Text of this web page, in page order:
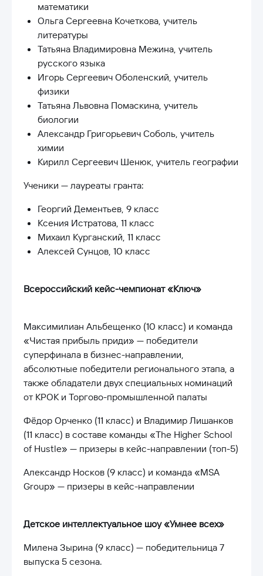
математики
Ольга Сергеевна Кочеткова, учитель
литературы
Татьяна Владимировна Межина, учитель
русского языка
Игорь Сергеевич Оболенский, учитель
физики
Татьяна Львовна Помаскина, учитель
биологии
Александр Григорьевич Соболь, учитель
химии
Кирилл Сергеевич Шенюк, учитель географии
Ученики — лауреаты гранта:
Георгий Дементьев, 9 класс
Ксения Истратова, 11 класс
Михаил Курганский, 11 класс
Алексей Сунцов, 10 класс
Всероссийский кейс-чемпионат «Ключ»
Максимилиан Альбещенко (10 класс) и команда
«Чистая прибыль приди» — победители
суперфинала в бизнес-направлении,
абсолютные победители регионального этапа, а
также обладатели двух специальных номинаций
от КРОК и Торгово-промышленной палаты
Фёдор Орченко (11 класс) и Владимир Лишанков
(11 класс) в составе команды «The Higher School
of Hustle» — призеры в кейс-направлении (топ-5)
Александр Носков (9 класс) и команда «MSA
Group» — призеры в кейс-направлении
Детское интеллектуальное шоу «Умнее всех»
Милена Зырина (9 класс) — победительница 7
выпуска 5 сезона.